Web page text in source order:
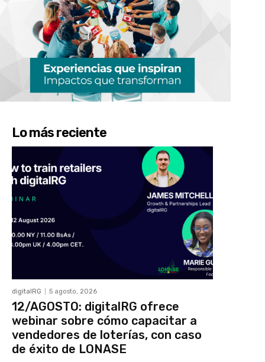
Lo más reciente
digitalRG 5 agosto, 2026
12/AGOSTO: digitalRG ofrece
webinar sobre cómo capacitar a
vendedores de loterías, con caso
de éxito de LONASE